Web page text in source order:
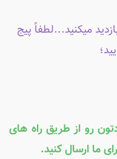
میکنید...لطفاً پیج
رو از طریق راه های
ما ارسال کنید.